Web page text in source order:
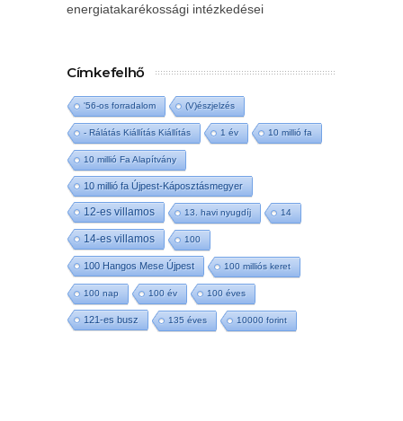
energiatakarékossági intézkedései
Címkefelhő
'56-os forradalom (V)észjelzés
- Rálátás Kiállítás Kiállítás 1 év 10 millió fa
10 millió Fa Alapítvány
10 millió fa Újpest-Káposztásmegyer
12-es villamos 13. havi nyugdíj 14
14-es villamos 100
100 Hangos Mese Újpest 100 milliós keret
100 nap 100 év 100 éves
121-es busz 135 éves 10000 forint